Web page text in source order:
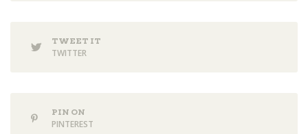
TWEET IT
TWITTER
PIN ON
PINTEREST